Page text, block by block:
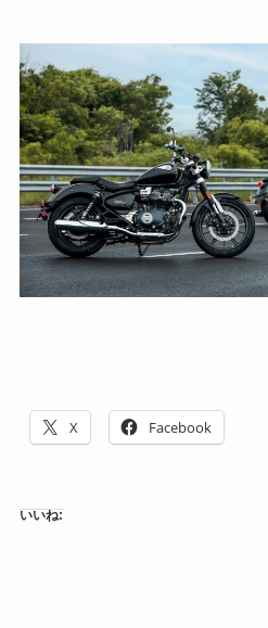
X Facebook
いいね: